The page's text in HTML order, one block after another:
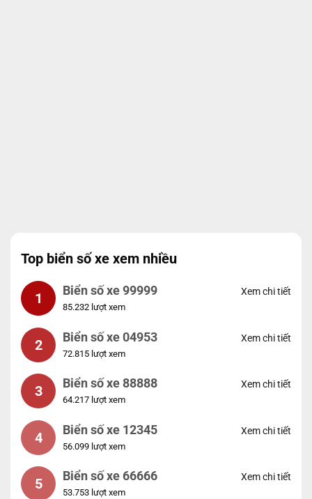
Top biển số xe xem nhiều
1 Biển số xe 99999
85.232 lượt xem
Xem chi tiết
2 Biển số xe 04953
72.815 lượt xem
Xem chi tiết
3 Biển số xe 88888
64.217 lượt xem
Xem chi tiết
4 Biển số xe 12345
56.099 lượt xem
Xem chi tiết
5 Biển số xe 66666
53.753 lượt xem
Xem chi tiết